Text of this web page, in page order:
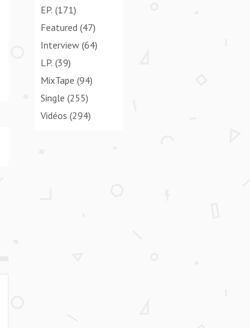
EP. (171)
Featured (47)
Interview(64)
LP. (39)
MixTape (94)
Single (255)
Vidéos (294)